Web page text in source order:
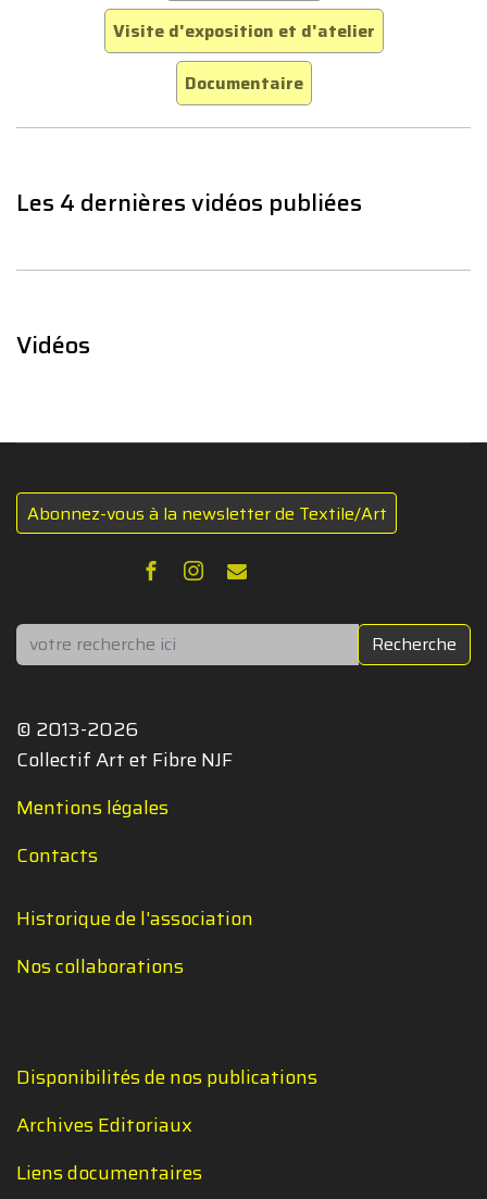
Visite d'exposition et d'atelier
Documentaire
Les 4 dernières vidéos publiées
Vidéos
Abonnez-vous à la newsletter de Textile/Art
Rechercher Recherche
© 2013-2026
Collectif Art et Fibre NJF
Mentions légales
Contacts
Historique de l'association
Nos collaborations
Disponibilités de nos publications
Archives Editoriaux
Liens documentaires